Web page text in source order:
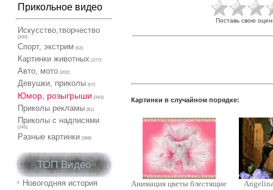
Прикольное видео
Искусство,творчество
[200]
Спорт, экстрим [62]
Картинки животных [277]
Авто, мото [202]
Девушки, приколы [67]
Юмор, розыгрыши [343]
Приколы рекламы [81]
Приколы с надписями
[245]
Разные картинки [388]
ТОП Видео
Новогодняя история
Поставь свою
Картинки в случайном порядке:
Анимация цветы блестящие